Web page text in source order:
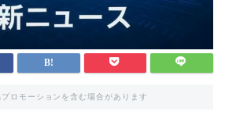
ロモーションを含む場合があります